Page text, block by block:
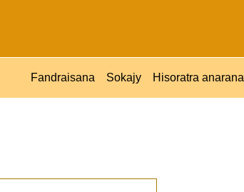
Fandraisana Sokajy Hisoratra anarana